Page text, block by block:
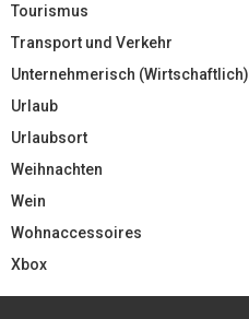
Tourismus
Transport und Verkehr
Unternehmerisch (Wirtschaftlich)
Urlaub
Urlaubsort
Weihnachten
Wein
Wohnaccessoires
Xbox